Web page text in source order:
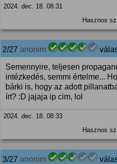
2024. dec. 18. 08:31
Hasznos
2/27 anonim
Semennyire, teljesen
intézkedés, semmi értelme...
bárki is, hogy az adott
írt? :D jajaja ip cim, lol
2024. dec. 18. 08:33
Hasznos
3/27 anonim